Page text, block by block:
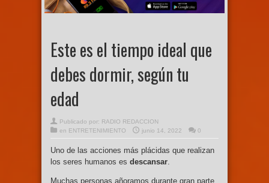
Este es el tiempo ideal que
debes dormir, según tu
edad
Publicado por: RADIO REDACCION
en ENTRETENIMIENTO junio 14, 2022 0
Uno de las acciones más plácidas que realizan
los seres humanos es descansar
Muchas personas añoramos durante gran parte